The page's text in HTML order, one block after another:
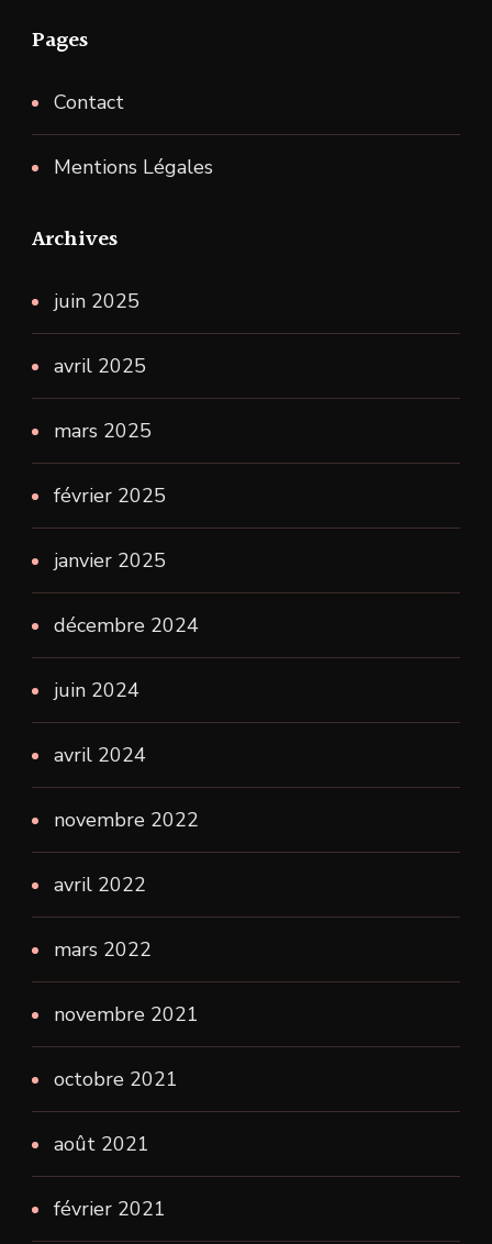
Pages
Contact
Mentions Légales
Archives
juin 2025
avril 2025
mars 2025
février 2025
janvier 2025
décembre 2024
juin 2024
avril 2024
novembre 2022
avril 2022
mars 2022
novembre 2021
octobre 2021
août 2021
février 2021